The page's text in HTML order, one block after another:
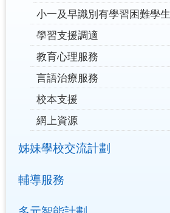
小一及早識別有學習困難學生
學習支援調適
教育心理服務
言語治療服務
校本支援
網上資源
姊妹學校交流計劃
輔導服務